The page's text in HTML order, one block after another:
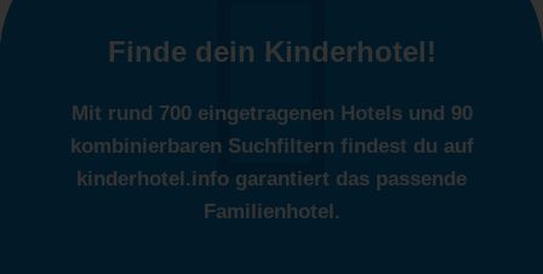
Finde dein Kinderhotel!
Mit rund 700 eingetragenen Hotels und 90
kombinierbaren Suchfiltern findest du auf
kinderhotel.info garantiert das passende
Familienhotel.